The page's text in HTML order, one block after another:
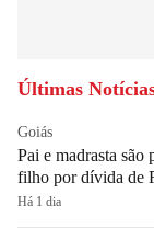
Últimas
Goiás
Pai e madrasta são
filho por dívida de
Há 1 dia